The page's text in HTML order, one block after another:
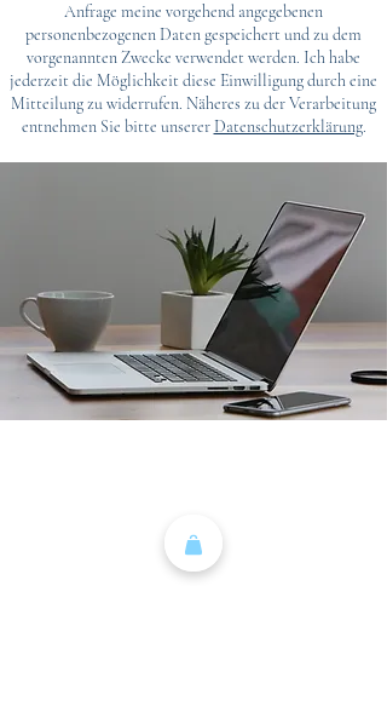
Anfrage meine vorgehend angegebenen
personenbezogenen Daten gespeichert und zu dem
vorgenannten Zwecke verwendet werden. Ich habe
jederzeit die Möglichkeit diese Einwilligung durch eine
Mitteilung zu widerrufen. Näheres zu der Verarbeitung
entnehmen Sie bitte unsererDatenschutzerklärung.
Hindenburgstraße 22